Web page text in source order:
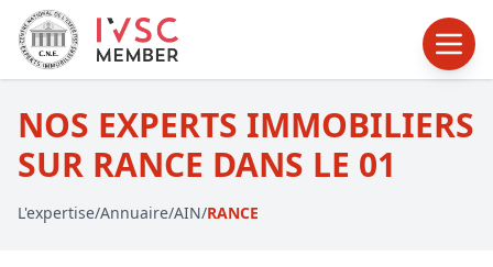
NOS EXPERTS IMMOBILIERS
SUR RANCE DANS LE 01
L'expertise/Annuaire/AIN/RANCE